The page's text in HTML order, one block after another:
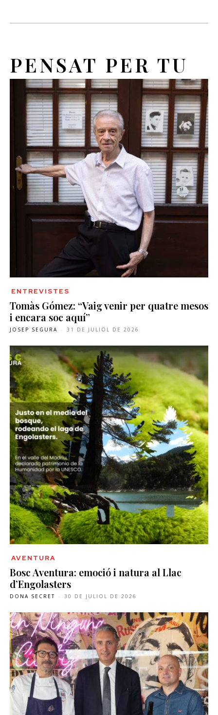
PENSAT PER TU
ENTREVISTES
Tomàs Gómez: “Vaig venir per quatre mesos
i encara soc aquí”
JOSEP SEGURA - 31 DE JULIOL DE 2026
AVENTURA
Bosc Aventura: emoció i natura al Llac
d’Engolasters
DONA SECRET - 30 DE JULIOL DE 2026